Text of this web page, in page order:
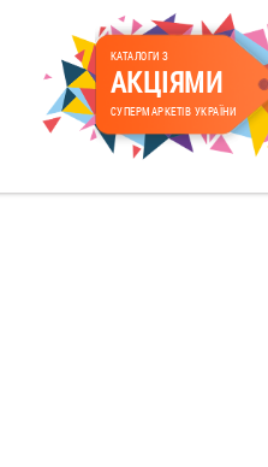
КАТАЛОГИ З
АКЦІЯМИ
СУПЕРМАРКЕТІВ УКРАЇНИ